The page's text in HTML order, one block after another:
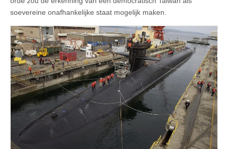
soevereine onafhankelijke staat mogelijk maken.